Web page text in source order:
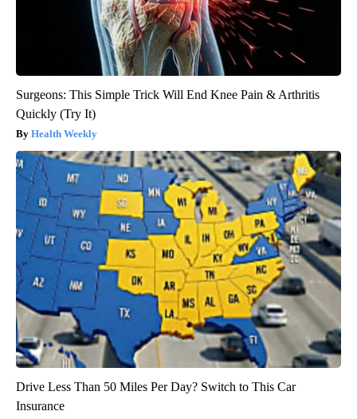
Surgeons: This Simple Trick Will End Knee Pain & Arthritis
Quickly (Try It)
Health Weekly
Drive Less Than 50 Miles Per Day? Switch to This Car
Insurance